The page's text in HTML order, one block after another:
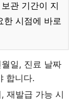
관 기간이 지
한 시점에 바로
일, 진료 날짜
합니다.
재발급 가능 시